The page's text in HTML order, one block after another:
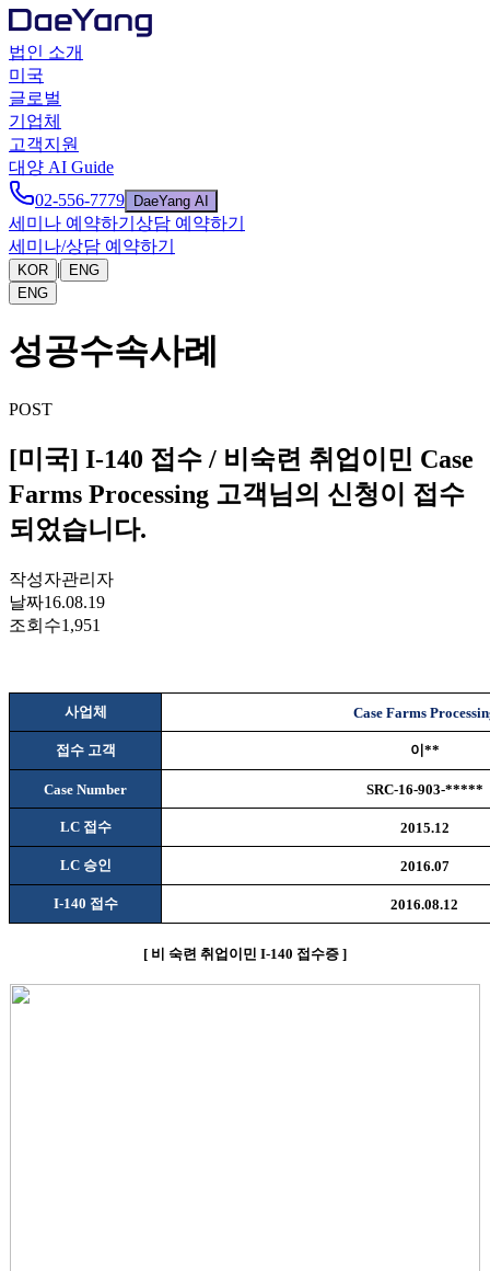
법인 소개
미국
글로벌
기업체
고객지원
대양 AI Guide
02-556-7779
DaeYang AI
세미나 예약하기 상담 예약하기
세미나/상담 예약하기
KOR |
ENG
ENG
성공수속사례
POST
[미국] I-140 접수 / 비숙련 취업이민 Case
Farms Processing 고객님의 신청이 접수
되었습니다.
작성자관리자
날짜16.08.19
조회수1,951
사업체 Case Farms
접수 고객 이**
Case Number SRC-16-903-*****
LC 접수 2015.12
LC 승인 2016.07
I-140 접수 2016.08.12
[ 비 숙련 취업이민 I-140 접수증 ]